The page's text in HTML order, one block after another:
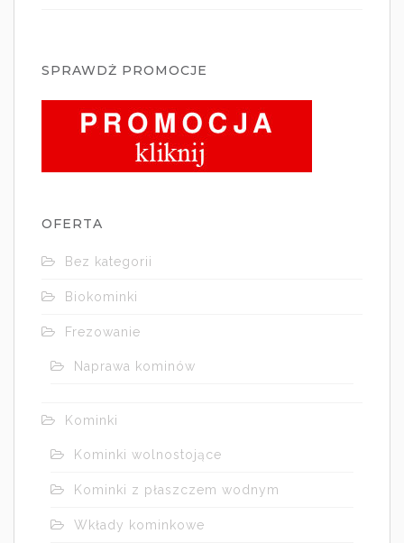
SPRAWDŻ PROMOCJE
OFERTA
Bez kategorii
Biokominki
Frezowanie
Naprawa kominów
Kominki
Kominki wolnostojące
Kominki z płaszczem wodnym
Wkłady kominkowe